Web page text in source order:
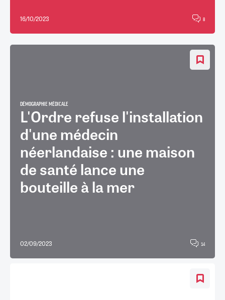
16/10/2023 8
DÉMOGRAPHIE MÉDICALE
L'Ordre refuse l'installation
d'une médecin
néerlandaise : une maison
de santé lance une
bouteille à la mer
02/09/2023 14